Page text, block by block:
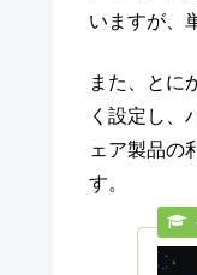
いますが、
また、とに
く設定し、
ェア製品の
す。